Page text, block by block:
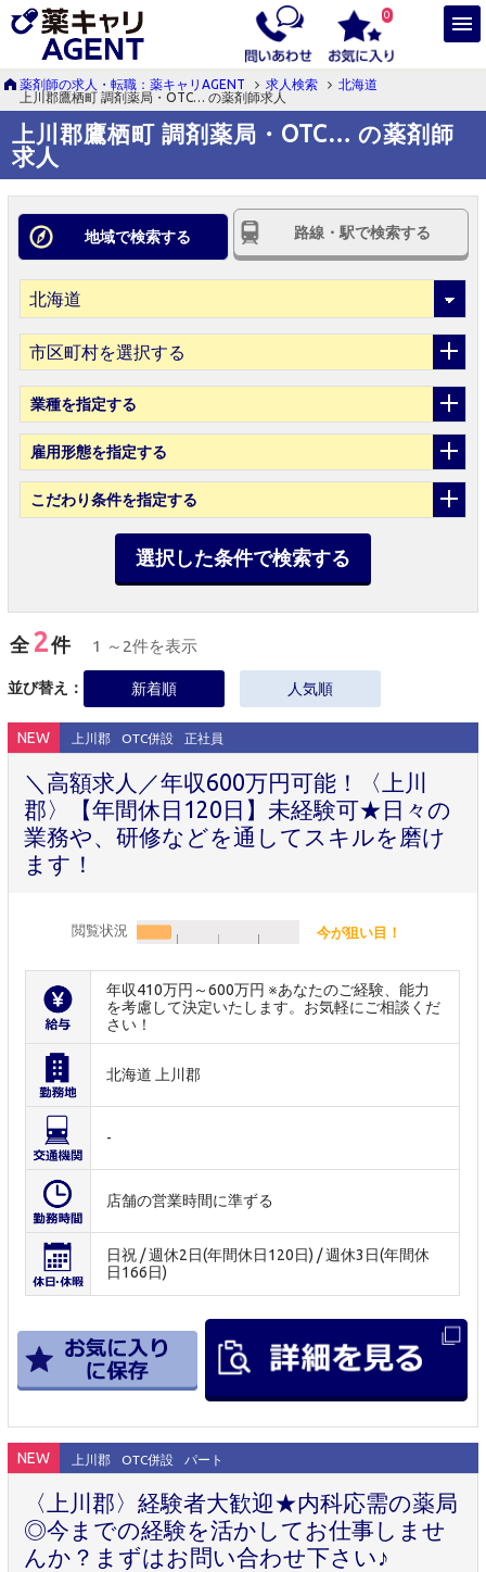
0
薬剤師の求人・転職：薬キャリAGENT 求人検索
北海道
上川郡鷹栖町 調剤薬局・OTC… の薬剤師求人
上川郡鷹栖町 調剤薬局・OTC… の薬剤師
求人
地域で検索する 路線・駅で検索する
市区町村を選択する
業種を指定する
雇用形態を指定する
こだわり条件を指定する
選択した条件で検索する
全2件 1 ～2件を表示
並び替え： 新着順 人気順
NEW 上川郡 OTC併設 正社員
＼高額求人／年収600万円可能！〈上川
郡〉【年間休日120日】未経験可★日々の
業務や、研修などを通してスキルを磨け
ます！
閲覧状況 今が狙い目！
年収410万円～600万円 ※あなたのご経験、能力
を考慮して決定いたします。お気軽にご相談くだ
さい！
北海道 上川郡
-
店舗の営業時間に準ずる
日祝 / 週休2日(年間休日120日) / 週休3日(年間休
日166日)
NEW 上川郡 OTC併設 パート
〈上川郡〉経験者大歓迎★内科応需の薬局
◎今までの経験を活かしてお仕事しませ
んか？まずはお問い合わせ下さい♪